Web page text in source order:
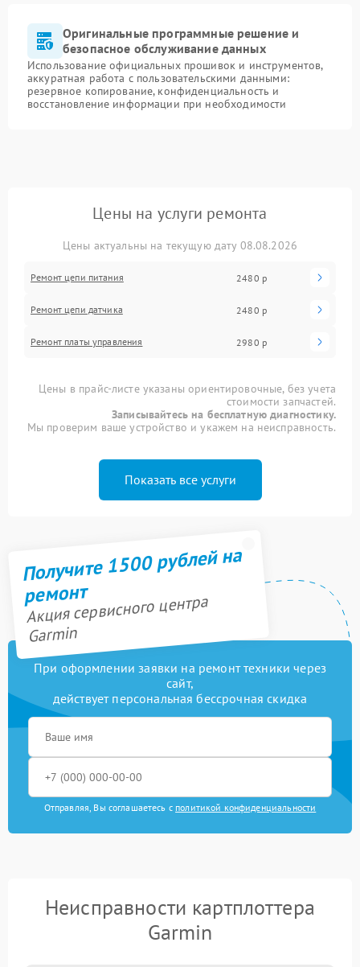
Оригинальные программные решение и
безопасное обслуживание данных
Использование официальных прошивок и инструментов,
аккуратная работа с пользовательскими данными:
резервное копирование, конфиденциальность и
восстановление информации при необходимости
Цены на услуги ремонта
Цены актуальны на текущую дату 08.08.2026
Ремонт цепи питания 2480 р
Ремонт цепи датчика 2480 р
Ремонт платы управления 2980 р
Цены в прайс-листе указаны ориентировочные, без учета
стоимости запчастей.
Записывайтесь на бесплатную диагностику.
Мы проверим ваше устройство и укажем на неисправность.
Показать все услуги
Получите 1500 рублей на
ремонт
Акция сервисного центра
Garmin
При оформлении заявки на ремонт техники через
сайт,
действует персональная бессрочная скидка
Отправляя, Вы соглашаетесь с политикой конфиденциальности
Неисправности картплоттера
Garmin